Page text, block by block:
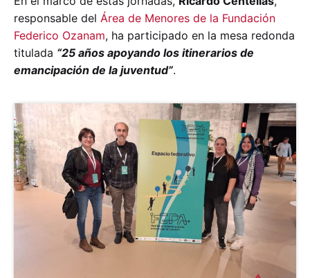
responsable del Área de Menores de la Fundación
Federico Ozanam, ha participado en la mesa redonda
titulada “25 años apoyando los itinerarios de
emancipación de la juventud”.